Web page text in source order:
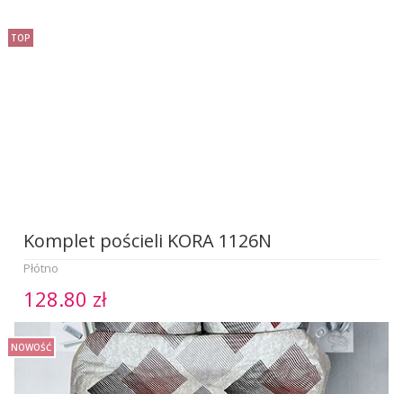
TOP
Komplet pościeli KORA 1126N
Płótno
128.80 zł
NOWOŚĆ